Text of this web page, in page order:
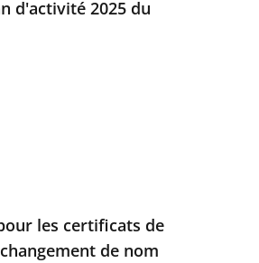
d'activité 2025 du
les certificats de
de nom